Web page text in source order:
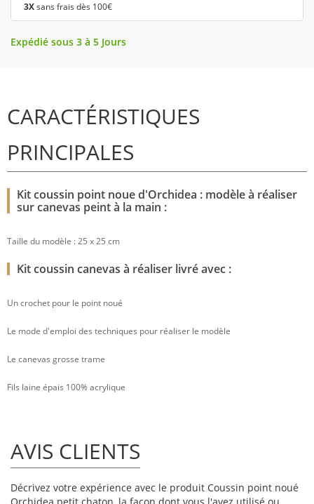
3Xsans frais dès 100€
Expédié sous 3 à 5 Jours
CARACTÉRISTIQUES
PRINCIPALES
Kit coussin point noue d'Orchidea : modèle à réaliser
sur canevas peint à la main :
Taille du modèle : 25 x 25 cm
Kit coussin canevas à réaliser livré avec :
Un crochet pour le point noué
Le mode d'emploi des techniques pour réaliser le modèle
Le canevas grosse trame
Fils laine épais 100% acrylique
AVIS CLIENTS
Décrivez votre expérience avec le produit Coussin point noué